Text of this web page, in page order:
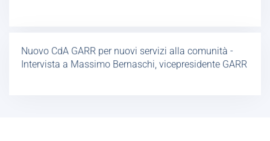
Nuovo CdA GARR per nuovi servizi alla comunità -
Intervista a Massimo Bernaschi, vicepresidente GARR